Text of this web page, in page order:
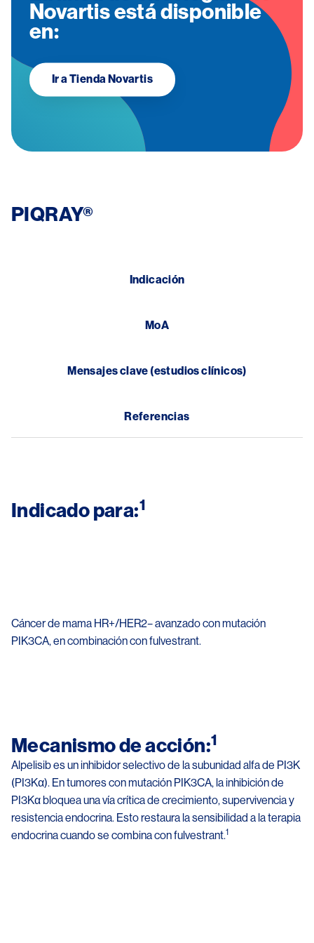
Novartis está disponible
en:
Ir a Tienda Novartis
PIQRAY®
Indicación
MoA
Mensajes clave (estudios clínicos)
Referencias
Indicado para:1
Cáncer de mama HR+/HER2– avanzado con mutación
PIK3CA, en combinación con fulvestrant.
Mecanismo de acción:1
Alpelisib es un inhibidor selectivo de la subunidad alfa de PI3K
(PI3Kα). En tumores con mutación PIK3CA, la inhibición de
PI3Kα bloquea una vía crítica de crecimiento, supervivencia y
resistencia endocrina. Esto restaura la sensibilidad a la terapia
endocrina cuando se combina con fulvestrant.1